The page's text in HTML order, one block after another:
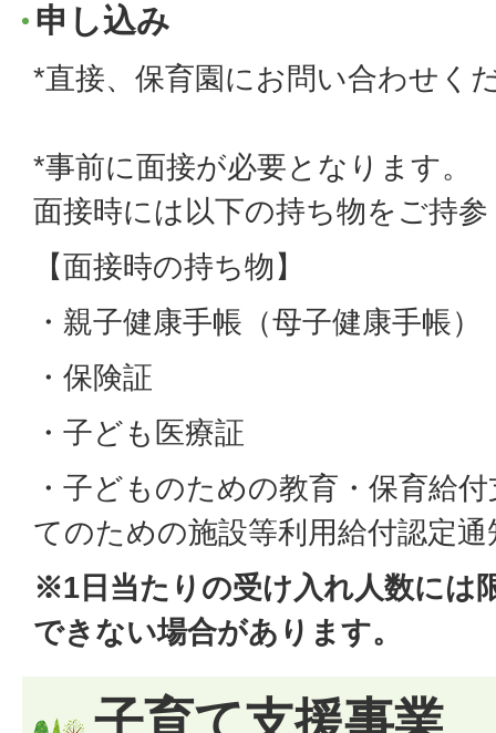
申し込み
*直接、保育園にお問い合わせく
*事前に面接が必要となります。
面接時には以下の持ち物をご持
【面接時の持ち物】
・親子健康手帳（母子健康手帳）
・保険証
・子ども医療証
・子どものための教育・保育給
てのための施設等利用給付認定
※1日当たりの受け入れ人数には
できない場合があります。
子育て支援事業